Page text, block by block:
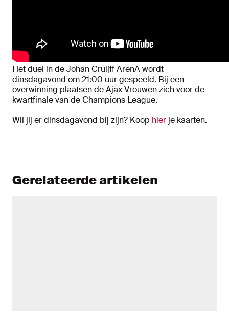
Het duel in de Johan Cruijff ArenA wordt
dinsdagavond om 21:00 uur gespeeld. Bij een
overwinning plaatsen de Ajax Vrouwen zich voor de
kwartfinale van de Champions League.
Wil jij er dinsdagavond bij zijn? Koop hier je kaarten.
Gerelateerde artikelen